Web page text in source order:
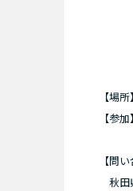
テ
【場
【参
【問
秋田